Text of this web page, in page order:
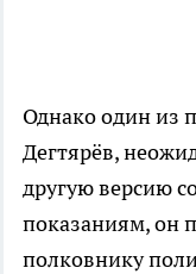
Однако один из
Дегтярёв,
другую версию
показаниям, он
полковнику